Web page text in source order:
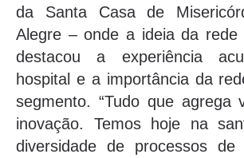
da Santa Casa de
Alegre – onde a ideia da rede
destacou a experiência
hospital e a importância da
segmento. “Tudo que agrega
inovação. Temos hoje na
diversidade de processos de